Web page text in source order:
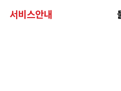
서비스안내